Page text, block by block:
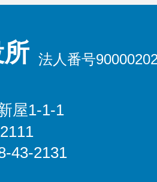
法人番号
屋1-1-1
2111
43-2131